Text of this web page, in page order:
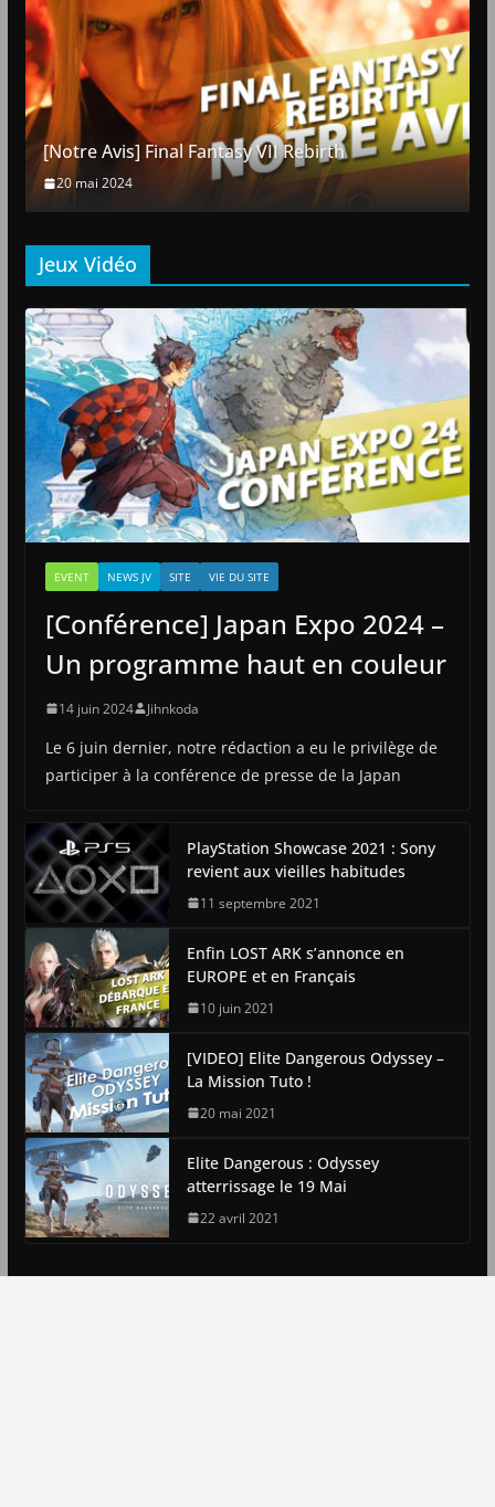
[Notre Avis] Final Fantasy VII Rebirth
20 mai 2024
Jeux Vidéo
EVENT NEWS JV SITE VIE DU SITE
[Conférence] Japan Expo 2024 –
Un programme haut en couleur
14 juin 2024 Jihnkoda
Le 6 juin dernier, notre rédaction a eu le privilège de
participer à la conférence de presse de la Japan
PlayStation Showcase 2021 : Sony
revient aux vieilles habitudes
11 septembre 2021
Enfin LOST ARK s’annonce en
EUROPE et en Français
10 juin 2021
[VIDEO] Elite Dangerous Odyssey –
La Mission Tuto !
20 mai 2021
Elite Dangerous : Odyssey
atterrissage le 19 Mai
22 avril 2021